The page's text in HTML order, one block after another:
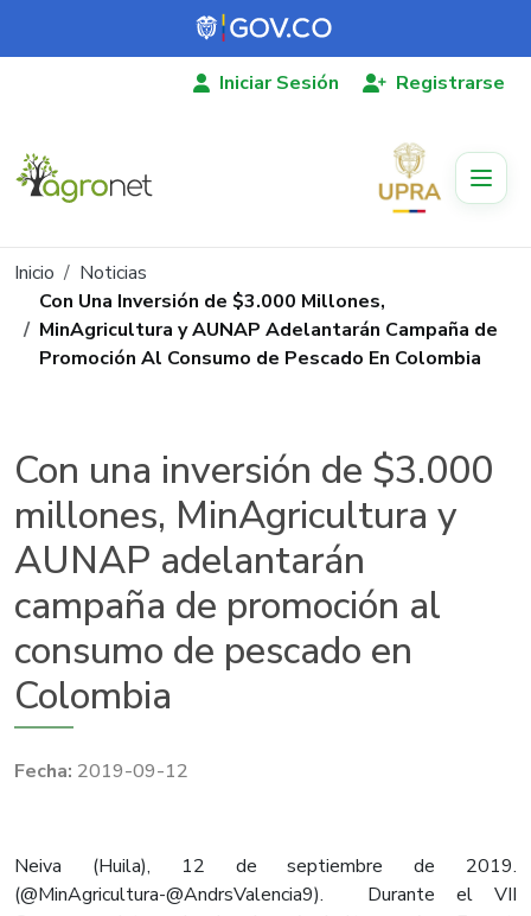
Pasar al contenido principal
Iniciar Sesión Registrarse
Ruta de navegación
Inicio
Noticias
Con Una Inversión de $3.000 Millones,
MinAgricultura y AUNAP Adelantarán Campaña de
Promoción Al Consumo de Pescado En Colombia
Con una inversión de $3.000
millones, MinAgricultura y
AUNAP adelantarán
campaña de promoción al
consumo de pescado en
Colombia
2019-09-12
Neiva (Huila), 12 de septiembre de 2019.
(@MinAgricultura-@AndrsValencia9). Durante el VII